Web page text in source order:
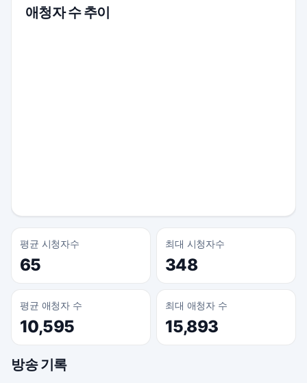
애청자 수 추이
평균 시청자수
65
최대 시청자수
348
평균 애청자 수
10,595
최대 애청자 수
15,893
방송 기록